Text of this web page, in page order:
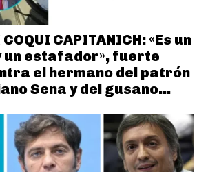
COQUI CAPITANICH: «Es un
un estafador», fuerte
el hermano del patrón
Sena y del gusano...